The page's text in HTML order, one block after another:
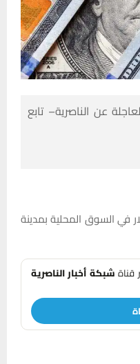
عن الناصرية– تابع
في السوق المحلية بمدينة
قناةشبكة أخبار الناصرية